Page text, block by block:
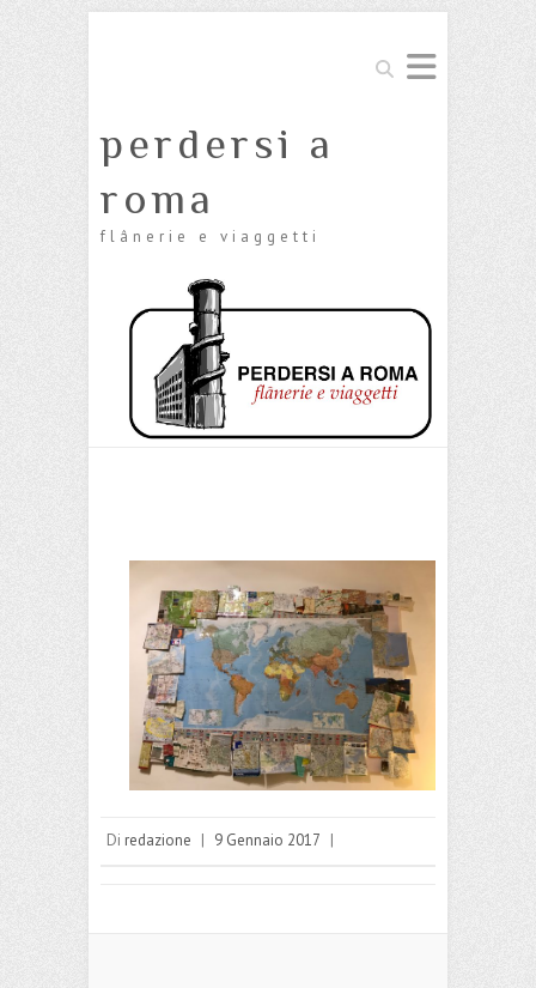
Cerca
perdersi a
roma
flânerie e viaggetti
Di redazione | 9 Gennaio 2017 |